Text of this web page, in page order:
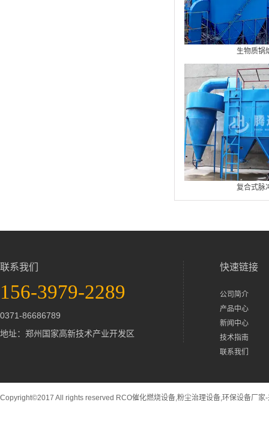
生物质锅
复合式脉
联系我们
156-3979-2289
0371-86686789
地址：郑州国家高新技术产业开发区
快速链接
公司简介
产品中心
新闻中心
技术指南
联系我们
Copyright©2017 All rights reserved RCO催化燃烧设备,粉尘治理设备,环保设备厂